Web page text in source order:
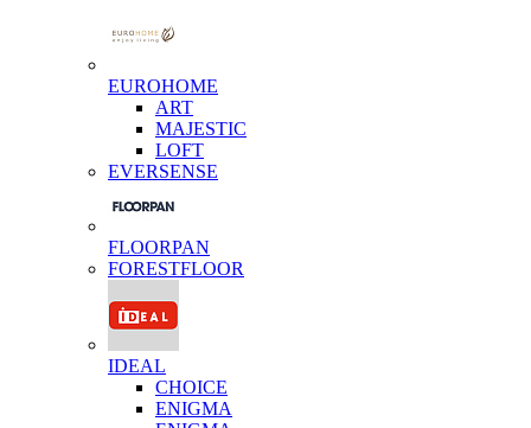
EUROHOME
ART
MAJESTIC
LOFT
EVERSENSE
FLOORPAN
FORESTFLOOR
IDEAL
CHOICE
ENIGMA